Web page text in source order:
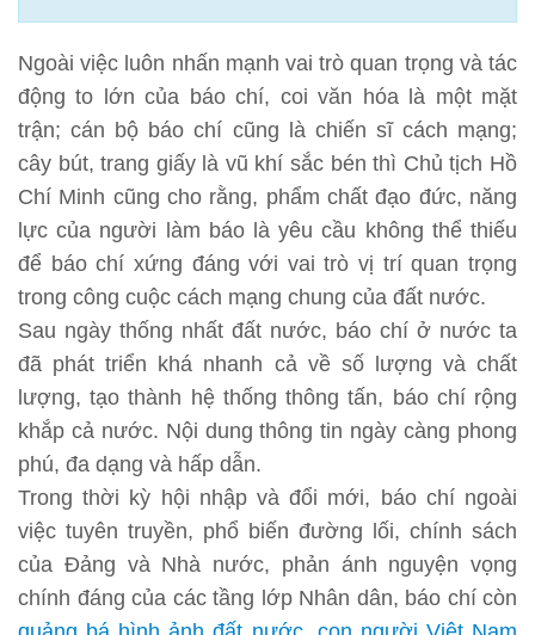
Ngoài việc luôn nhấn mạnh vai trò quan trọng và tác
động to lớn của báo chí, coi văn hóa là một mặt
trận; cán bộ báo chí cũng là chiến sĩ cách mạng;
cây bút, trang giấy là vũ khí sắc bén thì Chủ tịch Hồ
Chí Minh cũng cho rằng, phẩm chất đạo đức, năng
lực của người làm báo là yêu cầu không thể thiếu
để báo chí xứng đáng với vai trò vị trí quan trọng
trong công cuộc cách mạng chung của đất nước.
Sau ngày thống nhất đất nước, báo chí ở nước ta
đã phát triển khá nhanh cả về số lượng và chất
lượng, tạo thành hệ thống thông tấn, báo chí rộng
khắp cả nước. Nội dung thông tin ngày càng phong
phú, đa dạng và hấp dẫn.
Trong thời kỳ hội nhập và đổi mới, báo chí ngoài
việc tuyên truyền, phổ biến đường lối, chính sách
của Đảng và Nhà nước, phản ánh nguyện vọng
chính đáng của các tầng lớp Nhân dân, báo chí còn